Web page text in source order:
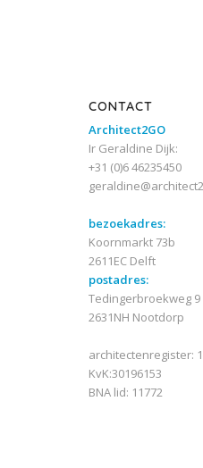
CONTACT
Architect2GO
Ir Geraldine Dijk:
+31 (0)6 46235450
bezoekadres:
Koornmarkt 73b
2611EC Delft
postadres:
Tedingerbroekweg 9
2631NH Nootdorp
architectenregister:
KvK:30196153
BNA lid: 11772